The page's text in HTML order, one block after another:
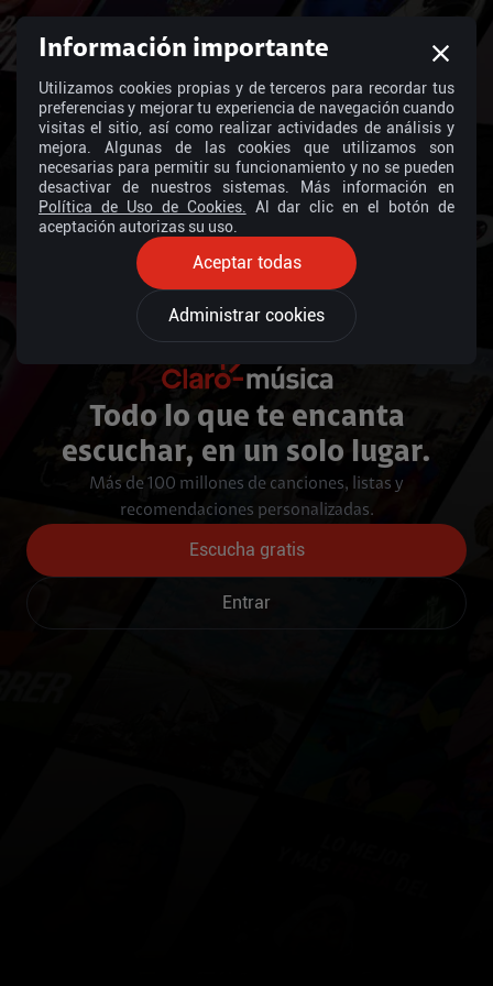
Todo lo que te encanta
escuchar, en un solo lugar.
Más de 100 millones de canciones, listas y
recomendaciones personalizadas.
Escucha gratis
Entrar
Información importante
Utilizamos cookies propias y de terceros para recordar tus
preferencias y mejorar tu experiencia de navegación cuando
visitas el sitio, así como realizar actividades de análisis y
mejora. Algunas de las cookies que utilizamos son
necesarias para permitir su funcionamiento y no se pueden
desactivar de nuestros sistemas. Más información en
Política de Uso de Cookies.
Al dar clic en el botón de
aceptación autorizas su uso.
Aceptar todas
Administrar cookies